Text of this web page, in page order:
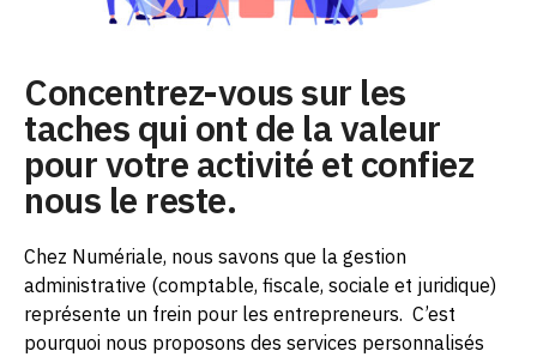
Concentrez-vous sur les
taches qui ont de la valeur
pour votre activité et confiez
nous le reste.
Chez Numériale, nous savons que la gestion
administrative (comptable, fiscale, sociale et juridique)
représente un frein pour les entrepreneurs. C’est
pourquoi nous proposons des services personnalisés